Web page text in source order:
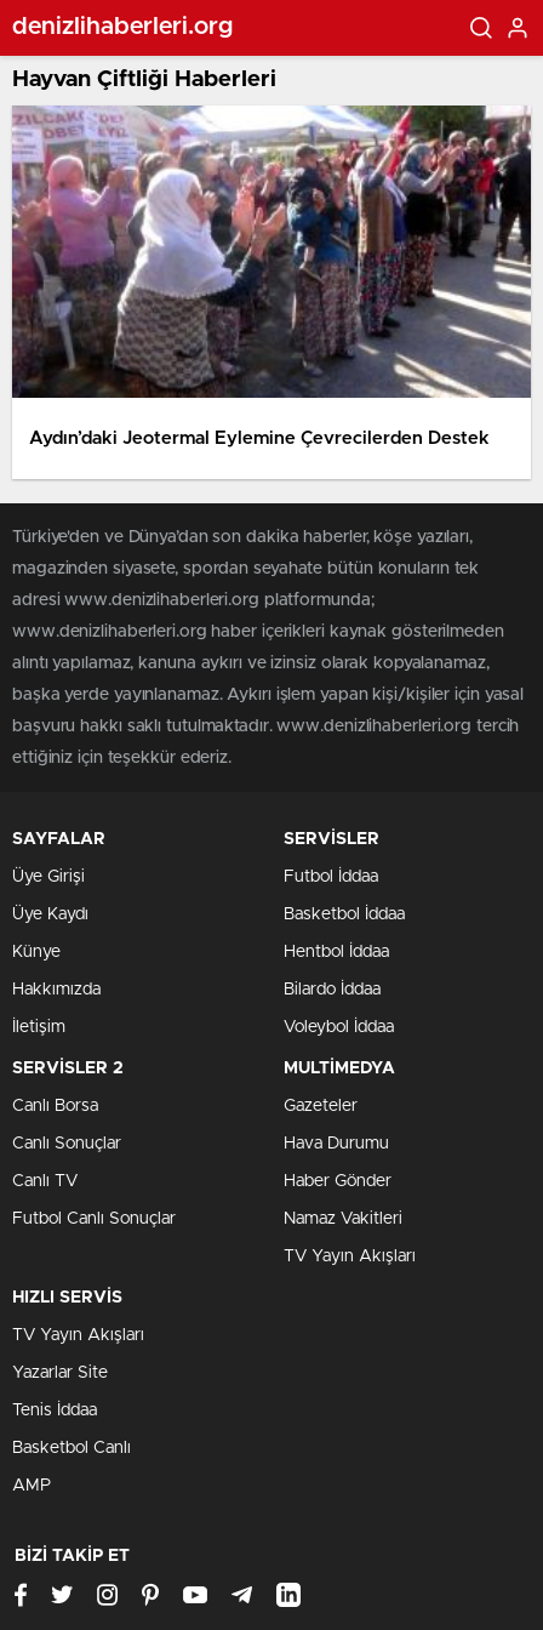
denizlihaberleri.org
Hayvan Çiftliği Haberleri
Aydın’daki Jeotermal Eylemine Çevrecilerden Destek
Türkiye'den ve Dünya’dan son dakika haberler, köşe yazıları,
magazinden siyasete, spordan seyahate bütün konuların tek
adresi www.denizlihaberleri.org platformunda;
www.denizlihaberleri.org haber içerikleri kaynak gösterilmeden
alıntı yapılamaz, kanuna aykırı ve izinsiz olarak kopyalanamaz,
başka yerde yayınlanamaz. Aykırı işlem yapan kişi/kişiler için yasal
başvuru hakkı saklı tutulmaktadır. www.denizlihaberleri.org tercih
ettiğiniz için teşekkür ederiz.
SAYFALAR
Üye Girişi
Üye Kaydı
Künye
Hakkımızda
İletişim
SERVİSLER
Futbol İddaa
Basketbol İddaa
Hentbol İddaa
Bilardo İddaa
Voleybol İddaa
SERVİSLER 2
Canlı Borsa
Canlı Sonuçlar
Canlı TV
Futbol Canlı Sonuçlar
MULTİMEDYA
Gazeteler
Hava Durumu
Haber Gönder
Namaz Vakitleri
TV Yayın Akışları
HIZLI SERVİS
TV Yayın Akışları
Yazarlar Site
Tenis İddaa
Basketbol Canlı
AMP
BİZİ TAKİP ET